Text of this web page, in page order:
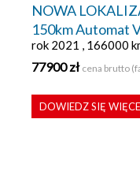
NOWA
150km Automat
rok 2021 , 166000
77900 zł cena brutto
DOWIEDZ SIĘ